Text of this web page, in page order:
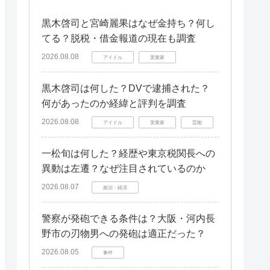
黒木啓司と宮崎麗果はなぜ金持ち？何し
てる？脱税・借金報道の現在も調査
2026.08.08 アイドル 実業家
黒木啓司は何した？DVで逮捕された？
何があったのか経緯と評判を調査
2026.08.08 アイドル 実業家 芸能
一松旬は何した？経歴や東京税関長への
異動は左遷？なぜ注目されているのか
2026.08.07 政治・経済
警察が発砲できる条件は？大阪・河内長
野市の刃物男への発砲は適正だった？
2026.08.05 事件